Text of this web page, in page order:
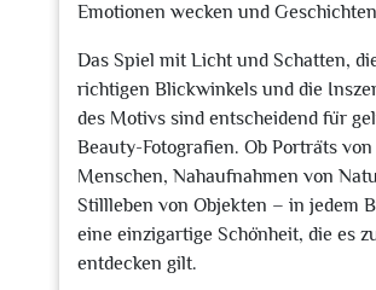
Emotionen wecken und
Das Spiel mit Licht und Schatten,
richtigen Blickwinkels und die
des Motivs sind entscheidend für
Beauty-Fotografien. Ob Porträts von
Menschen, Nahaufnahmen von
Stillleben von Objekten – in jedem
eine einzigartige Schönheit, die es
entdecken gilt.